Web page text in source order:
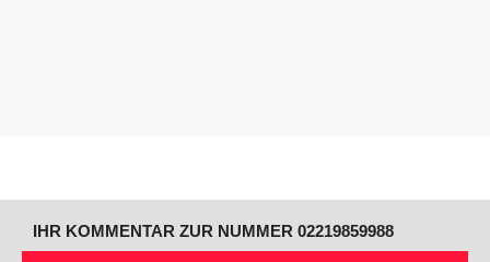
IHR KOMMENTAR ZUR NUMMER 02219859988